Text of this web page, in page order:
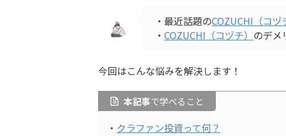
・最近話題のCOZUCHI（コヅ
・ COZUCHI（コヅチ） のデメ
今回はこんな悩みを解決します！
本記事で学べること
・ クラファン投資って何？